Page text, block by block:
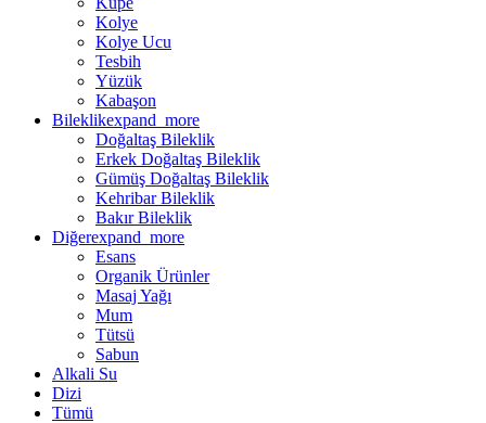
Kolye
Kolye Ucu
Tesbih
Yüzük
Kabaşon
Bileklikexpand_more
Doğaltaş Bileklik
Erkek Doğaltaş Bileklik
Gümüş Doğaltaş Bileklik
Kehribar Bileklik
Bakır Bileklik
Diğerexpand_more
Esans
Organik Ürünler
Masaj Yağı
Mum
Tütsü
Sabun
Alkali Su
Dizi
Tümü